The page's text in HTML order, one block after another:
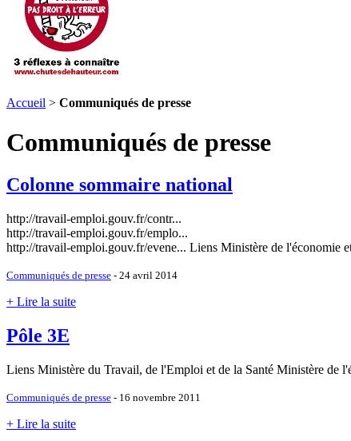
Accueil > Communiqués de presse
Communiqués de presse
Colonne sommaire national
http://travail-emploi.gouv.fr/contr...
http://travail-emploi.gouv.fr/emplo...
http://travail-emploi.gouv.fr/evene... Liens Ministère de l'économie
Communiqués de presse - 24 avril 2014
+ Lire la suite
Pôle 3E
Liens Ministère du Travail, de l'Emploi et de la Santé Ministère de
Communiqués de presse - 16 novembre 2011
+ Lire la suite